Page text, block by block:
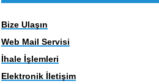
Bize Ulaşın
Web Mail Servisi
İhale İşlemleri
Elektronik İletişim